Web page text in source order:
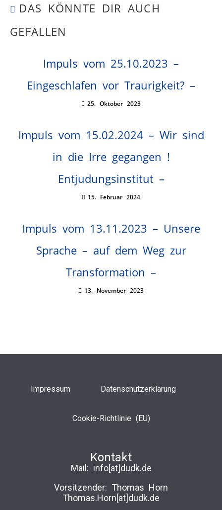
DAS KÖNNTE DIR AUCH
GEFALLEN
Impuls vom 25.10.2023 –
Eingeschlafen vor Traurigkeit? –
25. Oktober 2023
Impuls vom 15.02.2024 – Wir sind
in die Irre gegangen !
Entjudungsinstitut –
15. Februar 2024
Impuls vom 13.11.2023 – Unsere
Sprache – auf dem Weg zur
Transformation –
13. November 2023
Impressum Datenschutzerklärung
Cookie-Richtlinie (EU)
Kontakt
Mail: info[at]dudk.de
Vorsitzender: Thomas Horn
Thomas.Horn[at]dudk.de